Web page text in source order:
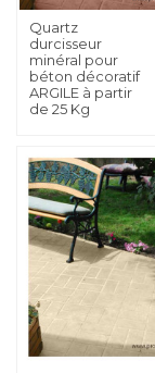
Quartz
durcisseur
minéral pour
béton décoratif
ARGILE à partir
de 25 Kg